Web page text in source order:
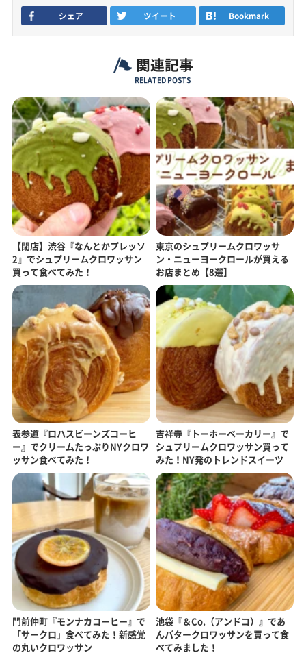
シェア ツイート Bookmark
関連記事
RELATED POSTS
【閉店】渋谷『なんとかプレッソ
2』でシュプリームクロワッサン
買って食べてみた！
東京のシュプリームクロワッサ
ン・ニューヨークロールが買える
お店まとめ【8選】
表参道『ロハスビーンズコーヒ
ー』でクリームたっぷりNYクロワ
ッサン食べてみた！
吉祥寺『トーホーベーカリー』で
シュプリームクロワッサン買って
みた！NY発のトレンドスイーツ
門前仲町『モンナカコーヒー』で
「サークロ」食べてみた！新感覚
の丸いクロワッサン
池袋『＆Co.（アンドコ）』であ
んバタークロワッサンを買って食
べてみました！